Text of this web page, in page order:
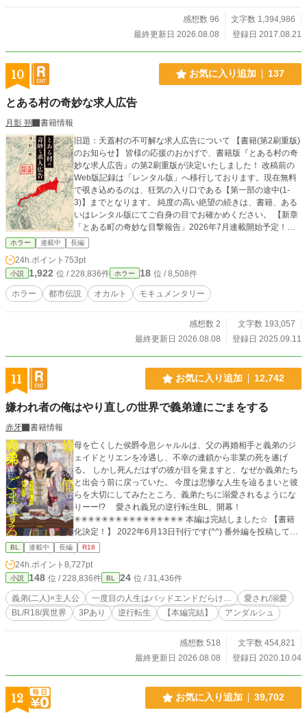
感想数 96
文字数 1,394,986
最終更新日 2026.08.08
登録日 2017.08.21
10 お気に入り追加 137
とある村の奇妙な求人広告
月影 朔
書籍情報
旧題：天蓋村の不可解な求人広告について ​【書籍(第2刷重版)
のお知らせ】 皆様の応援のおかげで、書籍版『とある村の奇
妙な求人広告』の第2刷重版が決定いたしました！ 改稿前の
Web版記録は「レンタル版」へ移行しております。現在無料
で覗き込めるのは、狂気の入り口である【第一部の途中(1-
3)】までとなります。 純度の高い絶望の続きは、書籍、ある
いはレンタル版にてご自身の目でお確かめください。 ​【新章
「とある町の奇妙な目撃報告」2026年7月連載開始予定！】
閉ざされた村の因習は、ついに境界を越える——。 ​クレーム
対策コンサルタントの「シン」は、日々の業務で処理する膨
大なデータの中に、説明のつかない「異物」を発見する。 ​
『200度のハンバーグを丸呑みする客』 『Webミーティング
中、まばたきをしない生徒』 『関節を一切曲げずに倒れ込む
客』 ​これらは単なる奇行なのか、それとも。 ​ブログでの検
断片が一つに繋がったとき、あなたは日常のすぐ隣で「何
か」と既に出会っていたことを知る。 読了後、あなたはも
り、前作の重大な結末（ネタバレ）が含まれます。 最大限お
楽しみいただくため、未読の方はぜひ前作、およびスピンオ
フから先にお読みください。 ​【前作・スピンオフあらすじ】
ダムの底に沈んだ「天蓋村」。 戦前から80年間にわたり出さ
ら、人知を超えた戦慄の真実が浮かび上がる。 続くスピンオ
フ『とある村に関する調査報告書』では、長谷部教授のノー
トと音声データから、さらなる絶望の深淵が描かれる。
ホラー 連載中 長編
24h.ポイント 753pt
小説 1,922 位 / 228,836件 ホラー 18 位 / 8,508件
ホラー 都市伝説 オカルト モキュメンタリー
感想数 2
文字数 193,057
最終更新日 2026.08.08
登録日 2025.09.11
11 お気に入り追加 12,742
嫌われ者の俺はやり直しの世界で義弟達にごまをする
赤牙
書籍情報
母を亡くした侯爵令息シャルルは、父の再婚相手と義弟のジ
ェイドとリエンを冷遇し、不幸の連鎖から非業の死を遂げ
る。 しかし死んだはずの彼が目を覚ますと、なぜか義弟たち
と出会う前に戻っていた。 今度は悲惨な人生を辿るまいと彼
らを大切にしてみたところ、義弟たちに溺愛されるようにな
りーー!? 愛され義兄の逆行転生BL、開幕！
✳︎✳︎✳︎✳︎✳︎✳︎✳︎✳︎✳︎✳︎✳︎✳︎✳︎✳︎✳︎✳︎ 本編は完結しました☆ 【書籍
化決定！】 2022年6月13日刊行です(^^) 番外編を投稿してい
ますが、書籍化改稿前に投稿していた番外編はweb掲載して
いた時の設定で書いている場面もあります。 ※いくつか番外
編を更新していますが、R7年12月現在更新メインとしている
のは【ジェイドとリエンのやり直し】の番外編です。 よろし
くお願いします🙇
BL 連載中 長編 R18
24h.ポイント 8,727pt
小説 148 位 / 228,836件 BL 24 位 / 31,436件
義弟(二人)×主人公 一度目の人生はバッドエンドだらけ…
愛され/溺愛
BL/R18/異世界
3Pあり 逆行転生 【本編完結】 アンダルシュ
感想数 518
文字数 454,821
最終更新日 2026.08.08
登録日 2020.10.04
12 お気に入り追加 39,702